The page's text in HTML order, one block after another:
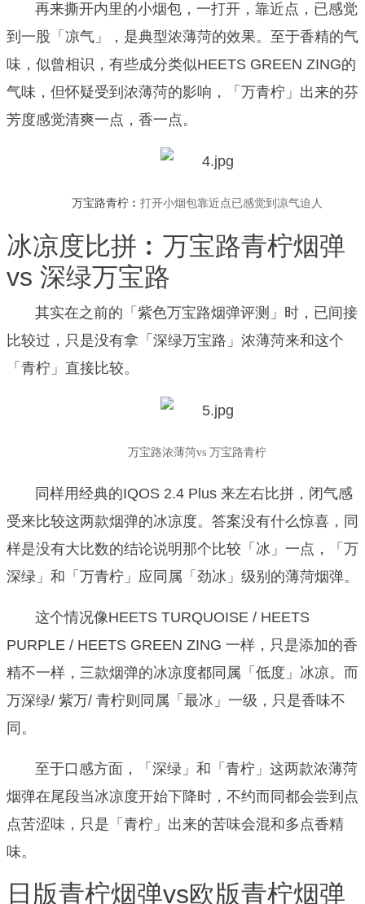
再来撕开内里的小烟包，一打开，靠近点，已感觉
到一股「凉气」，是典型浓薄菏的效果。 至于香精的气
味，似曾相识，有些成分类似HEETS GREEN ZING的
气味，但怀疑受到浓薄菏的影响，「万青柠」出来的芬
芳度感觉清爽一点，香一点。
万宝路青柠︰ 打开小烟包靠近点已感觉到凉气迫人
冰凉度比拼︰万宝路青柠烟弹
vs 深绿万宝路
其实在之前的「 紫色万宝路烟弹评测 」时，已间接
比较过，只是没有拿「深绿万宝路」浓薄菏来和这个
「青柠」直接比较。
万宝路浓薄菏vs 万宝路青柠
同样用经典的IQOS 2.4 Plus 来左右比拼，闭气感
受来比较这两款烟弹的冰凉度。 答案没有什么惊喜，同
样是没有大比数的结论说明那个比较「冰」一点，「万
深绿」和「万青柠」应同属「劲冰」级别的薄菏烟弹。
这个情况像HEETS TURQUOISE / HEETS
PURPLE / HEETS GREEN ZING 一样，只是添加的香
精不一样，三款烟弹的冰凉度都同属「低度」冰凉。 而
万深绿/ 紫万/ 青柠则同属「最冰」一级，只是香味不
同。
至于口感方面，「深绿」和「青柠」这两款浓薄菏
烟弹在尾段当冰凉度开始下降时，不约而同都会尝到点
点苦涩味，只是「青柠」出来的苦味会混和多点香精
味。
日版青柠烟弹vs欧版青柠烟弹